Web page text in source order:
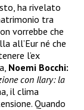
ha rivelato
tra
vorrebbe che
all’Eur né che
l’ex
Noemi Bocchi:
con Ilary: la
il clima
Quando